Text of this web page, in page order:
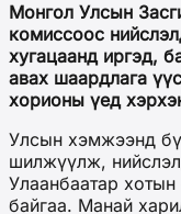
Монгол Улсын
комиссоос
хугацаанд иргэд,
авах шаардлага
хорионы үед
Улсын хэмжээнд
шилжүүлж,
Улаанбаатар
байгаа. Манай